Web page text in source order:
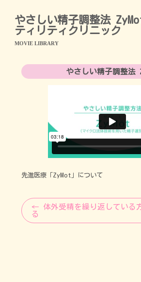
やさしい精子調整法
ティリティクリニック
MOVIE LIBRARY
やさしい精子調整法
先進医療「ZyMot」について
← 体外受精を繰り返している
る